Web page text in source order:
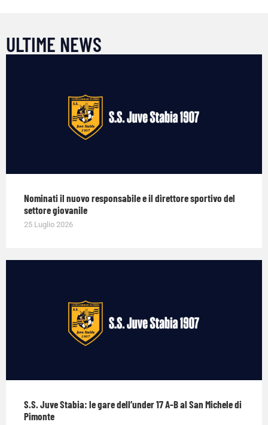
ULTIME NEWS
Nominati il nuovo responsabile e il direttore sportivo del
settore giovanile
25 Luglio 2026
S.S. Juve Stabia: le gare dell’under 17 A-B al San Michele di
Pimonte